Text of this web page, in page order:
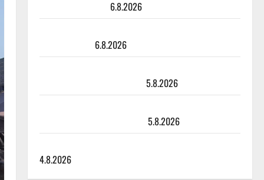
6.8.2026
6.8.2026
5.8.2026
5.8.2026
4.8.2026